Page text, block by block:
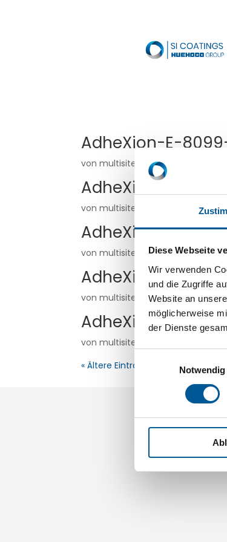
Diese Webseite
Wir verwenden
und die Zugriffe
Website an
möglicherweise
der Dienste
Notwendig
AdheXion-E-
vonmultisite Mai 19, 2026
AdheXion-E-8093-
vonmultisite
AdheXion-E-
vonmultisite Mai 19, 2026
AdheXion-E-
vonmultisite Mai 19, 2026
AdheXion-E-6181-
vonmultisite
« Ältere Einträge